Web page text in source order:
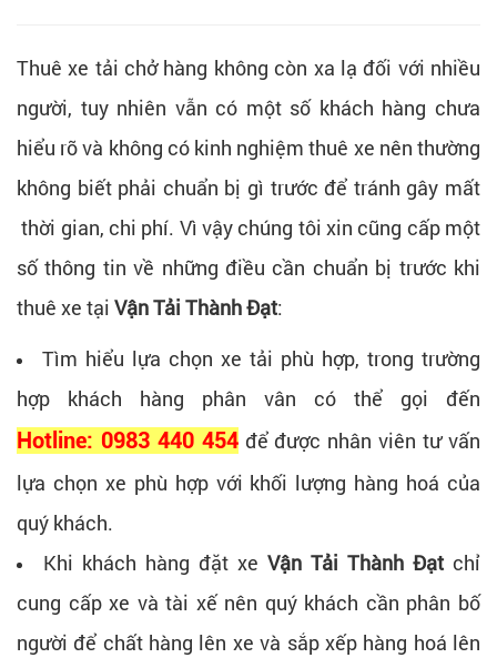
Thuê xe tải chở hàng không còn xa lạ đối với nhiều
người, tuy nhiên vẫn có một số khách hàng chưa
hiểu rõ và không có kinh nghiệm thuê xe nên thường
không biết phải chuẩn bị gì trước để tránh gây mất
thời gian, chi phí. Vì vậy chúng tôi xin cũng cấp một
số thông tin về những điều cần chuẩn bị trước khi
thuê xe tại Vận Tải Thành Đạt:
Tìm hiểu lựa chọn xe tải phù hợp, trong trường
hợp khách hàng phân vân có thể gọi đến
Hotline: 0983 440 454để được nhân viên tư vấn
lựa chọn xe phù hợp với khối lượng hàng hoá của
quý khách.
Khi khách hàng đặt xe Vận Tải Thành Đạt chỉ
cung cấp xe và tài xế nên quý khách cần phân bố
người để chất hàng lên xe và sắp xếp hàng hoá lên